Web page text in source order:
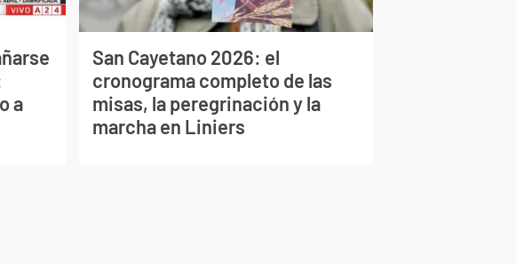
a
San Cayetano 2026: el
cronograma completo de las
misas, la peregrinación y la
marcha en Liniers